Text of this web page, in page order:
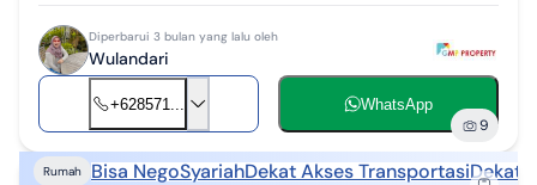
Diperbarui 3 bulan yang lalu oleh
Wulandari
+628571... WhatsApp
9
Rumah Bisa NegoSyariahDekat Akses TransportasiDekat